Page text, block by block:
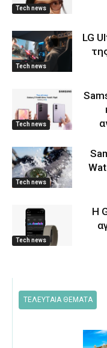
Tech news
Tech news
LG
Tech news
Tech news
Tech news
Η
ΤΕΛΕΥΤΑΙΑ ΘΕΜΑΤΑ